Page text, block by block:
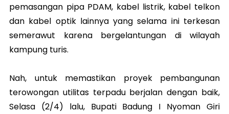
pemasangan pipa PDAM, kabel listrik, kabel telkon
dan kabel optik lainnya yang selama ini terkesan
semerawut karena bergelantungan di wilayah
kampung turis.
Nah, untuk memastikan proyek pembangunan
terowongan utilitas terpadu berjalan dengan baik,
Selasa (2/4) lalu, Bupati Badung I Nyoman Giri